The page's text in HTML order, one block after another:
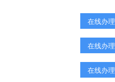
在线办理
在线办理
在线办理